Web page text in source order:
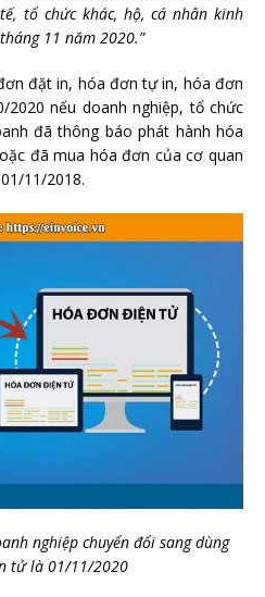
, tổ chức khác, hộ, cá nhân kinh
11 năm 2020.”
đặt in, hóa đơn tự in, hóa đơn
nếu doanh nghiệp, tổ chức
đã thông báo phát hành hóa
đã mua hóa đơn của cơ quan
11/2018.
nghiệp chuyển đổi sang dùng
tử là 01/11/2020